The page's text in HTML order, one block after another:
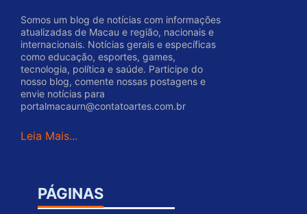
Somos um blog de notícias com informações
atualizadas de Macau e região, nacionais e
internacionais. Notícias gerais e específicas
como educação, esportes, games,
tecnologia, política e saúde. Participe do
nosso blog, comente nossas postagens e
envie notícias para
portalmacaurn@contatoartes.com.br
Leia Mais...
PÁGINAS